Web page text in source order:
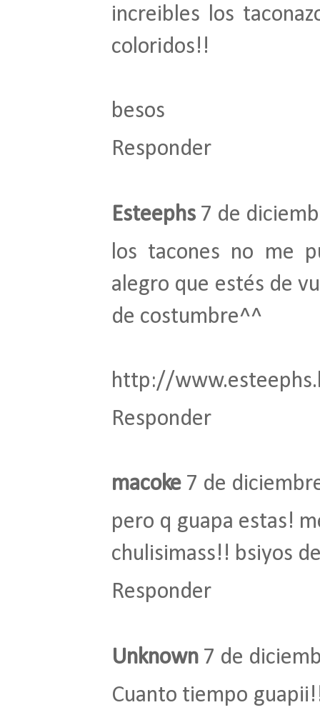
increibles los
coloridos!!
besos
Responder
Esteephs 7 de
los tacones no me
alegro que estés de
de costumbre^^
http://
Responder
macoke 7 de
pero q guapa estas!
chulisimass!! bsiyos
Responder
Unknown 7 de
Cuanto tiempo